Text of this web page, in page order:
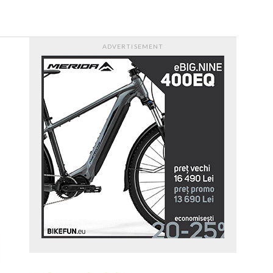
ADVERTISEMENT